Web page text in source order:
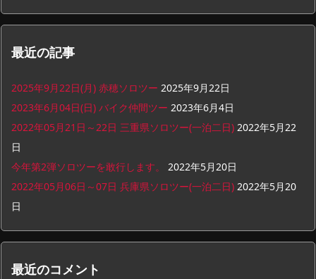
最近の記事
2025年9月22日(月) 赤穂ソロツー 2025年9月22日
2023年6月04日(日) バイク仲間ツー 2023年6月4日
2022年05月21日～22日 三重県ソロツー(一泊二日) 2022年5月22
日
今年第2弾ソロツーを敢行します。
2022年5月20日
2022年05月06日～07日 兵庫県ソロツー(一泊二日) 2022年5月20
日
最近のコメント